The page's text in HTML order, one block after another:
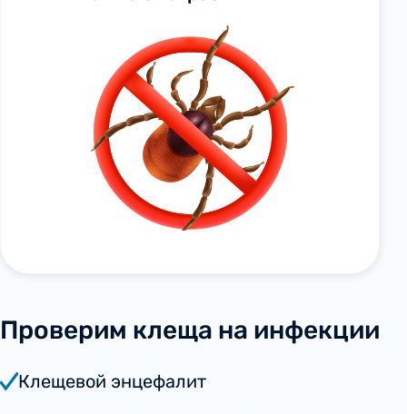
Проверим клеща на инфекции
Клещевой энцефалит